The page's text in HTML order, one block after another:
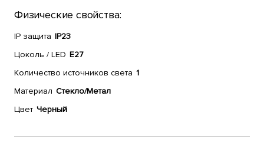
Физические свойства:
IP защита IP23
Цоколь / LED E27
Количество источников света 1
Материал Стекло/Метал
Цвет Черный